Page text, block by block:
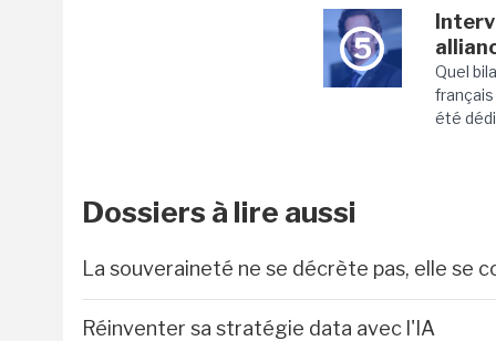
5
Quel
été
Dossiers à lire aussi
La souveraineté ne se décrète pas, elle se
Réinventer sa stratégie data avec l'IA